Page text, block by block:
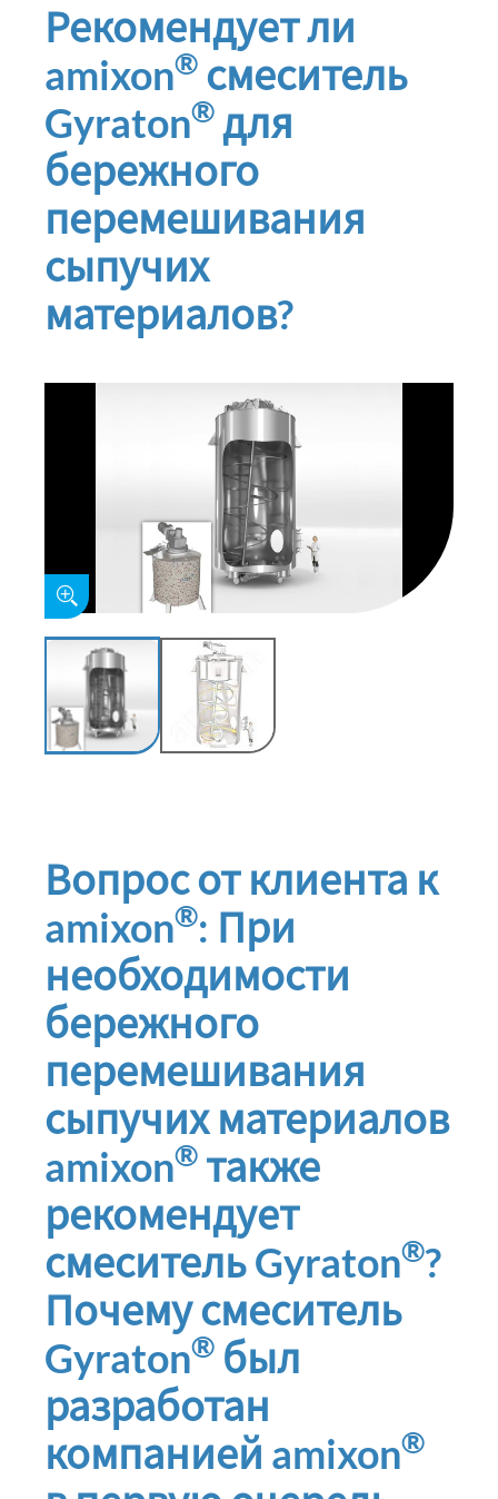
Рекомендует ли
amixon® смеситель
Gyraton® для
бережного
перемешивания
сыпучих
материалов?
Вопрос от клиента к
amixon®: При
необходимости
бережного
перемешивания
сыпучих материалов
amixon® также
рекомендует
смеситель Gyraton®?
Почему смеситель
Gyraton® был
разработан
компанией amixon®